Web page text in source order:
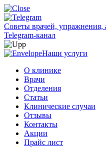
Советы врачей, упражнения,
Telegram-канал
Наши услуги
О клинике
Врачи
Отделения
Статьи
Клинические случаи
Отзывы
Контакты
Акции
Прайс лист